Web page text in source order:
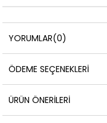
YORUMLAR(0)
ÖDEME SEÇENEKLERI
ÜRÜN ÖNERILERI